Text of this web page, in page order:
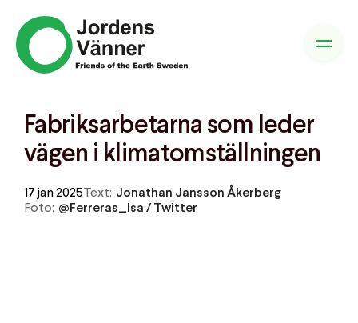
Fabriksarbetarna som leder
vägen i klimatomställningen
17 jan 2025Text: Jonathan Jansson Åkerberg
Foto: @Ferreras_Isa / Twitter